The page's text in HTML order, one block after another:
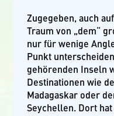
Zugegeben, auch
Traum von „dem“
nur für wenige
Punkt
gehörenden Inseln
Destinationen wie
Madagaskar oder
Seychellen. Dort